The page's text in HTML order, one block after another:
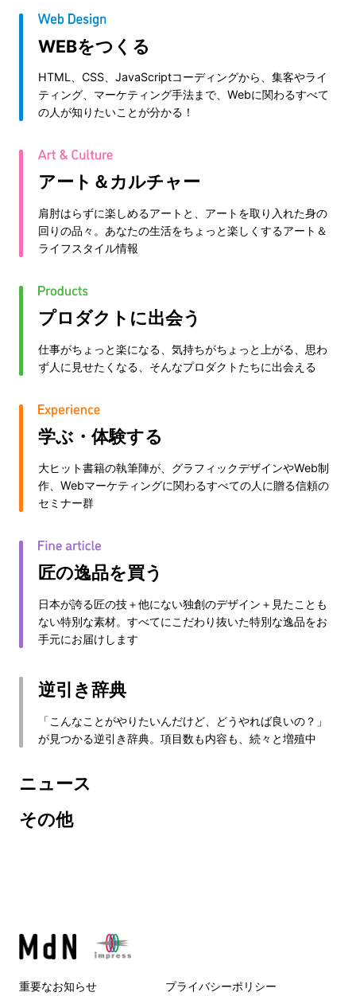
WEBをつくる
HTML、CSS、JavaScriptコーディングから、集客やライ
ティング、マーケティング手法まで、Webに関わるすべて
の人が知りたいことが分かる！
アート＆カルチャー
肩肘はらずに楽しめるアートと、アートを取り入れた身の
回りの品々。あなたの生活をちょっと楽しくするアート＆
ライフスタイル情報
プロダクトに出会う
仕事がちょっと楽になる、気持ちがちょっと上がる、思わ
ず人に見せたくなる、そんなプロダクトたちに出会える
学ぶ・体験する
大ヒット書籍の執筆陣が、グラフィックデザインやWeb制
作、Webマーケティングに関わるすべての人に贈る信頼の
セミナー群
匠の逸品を買う
日本が誇る匠の技＋他にない独創のデザイン＋見たことも
ない特別な素材。すべてにこだわり抜いた特別な逸品をお
手元にお届けします
逆引き辞典
「こんなことがやりたいんだけど、どうやれば良いの？」
が見つかる逆引き辞典。項目数も内容も、続々と増殖中
ニュース
その他
重要なお知らせ プライバシーポリシー